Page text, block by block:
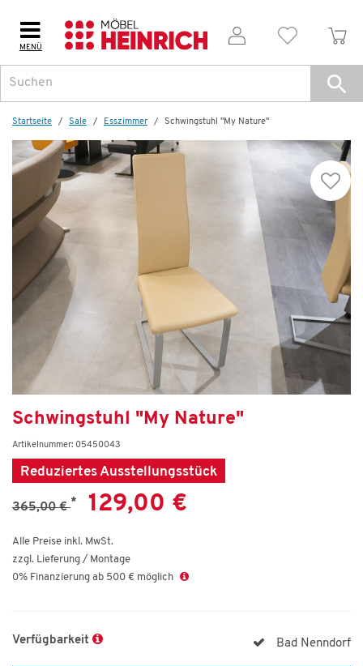
MENÜ
Startseite Sale Esszimmer Schwingstuhl "My Nature"
Schwingstuhl "My Nature"
Artikelnummer: 05450043
Reduziertes Ausstellungsstück
365,00 €* 129,00 €
Alle Preise inkl. MwSt.
zzgl. Lieferung / Montage
0% Finanzierung ab 500 € möglich
Verfügbarkeit Bad Nenndorf